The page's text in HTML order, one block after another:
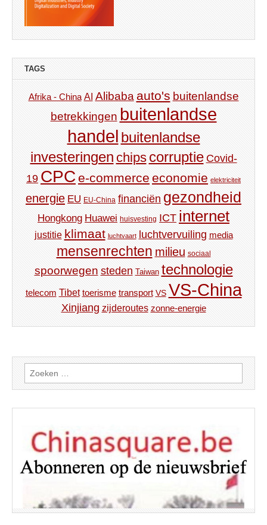
TAGS
Afrika - China AI Alibaba auto's buitenlandse
betrekkingen buitenlandse
handel buitenlandse
investeringen chips corruptie Covid-
19 CPC e-commerce economie elektriciteit
energie EU EU-China financiën gezondheid
Hongkong Huawei huisvesting ICT internet
justitie klimaat luchtvaart luchtvervuiling media
mensenrechten milieu sociaal
spoorwegen steden Taiwan technologie
telecom Tibet toerisme transport VS VS-China
Xinjiang zijderoutes zonne-energie
Zoeken
naar: